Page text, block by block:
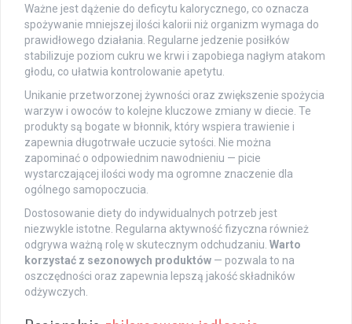
Ważne jest dążenie do deficytu kalorycznego, co oznacza
spożywanie mniejszej ilości kalorii niż organizm wymaga do
prawidłowego działania. Regularne jedzenie posiłków
stabilizuje poziom cukru we krwi i zapobiega nagłym atakom
głodu, co ułatwia kontrolowanie apetytu.
Unikanie przetworzonej żywności oraz zwiększenie spożycia
warzyw i owoców to kolejne kluczowe zmiany w diecie. Te
produkty są bogate w błonnik, który wspiera trawienie i
zapewnia długotrwałe uczucie sytości. Nie można
zapominać o odpowiednim nawodnieniu — picie
wystarczającej ilości wody ma ogromne znaczenie dla
ogólnego samopoczucia.
Dostosowanie diety do indywidualnych potrzeb jest
niezwykle istotne. Regularna aktywność fizyczna również
odgrywa ważną rolę w skutecznym odchudzaniu. Warto
korzystać z sezonowych produktów — pozwala to na
oszczędności oraz zapewnia lepszą jakość składników
odżywczych.